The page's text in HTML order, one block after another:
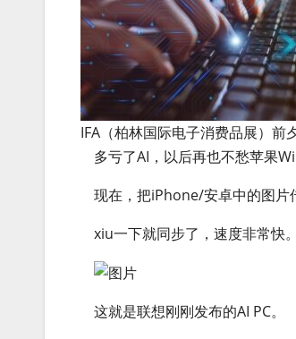
IFA（柏林国际电子消费品展）前
多亏了AI，以后再也不愁苹果
现在，把iPhone/安卓中的图片
xiu一下就同步了，速度非常快。
这就是联想刚刚发布的AI PC。